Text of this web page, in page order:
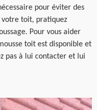
pour éviter des
votre toit, pratiquez
Pour vous aider
toit est disponible et
pas à lui contacter et lui